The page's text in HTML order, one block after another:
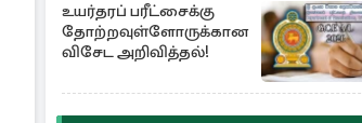
உயர்தரப் பரீட்சைக்கு
தோற்றவுள்ளோருக்கான
விசேட அறிவித்தல்!